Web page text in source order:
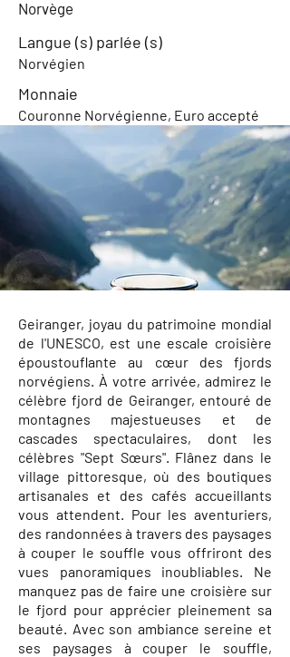
Norvège
Langue (s) parlée (s)
Norvégien
Monnaie
Couronne Norvégienne, Euro accepté
Geiranger, joyau du patrimoine mondial
de l'UNESCO, est une escale croisière
époustouflante au cœur des fjords
norvégiens. À votre arrivée, admirez le
célèbre fjord de Geiranger, entouré de
montagnes majestueuses et de
cascades spectaculaires, dont les
célèbres "Sept Sœurs". Flânez dans le
village pittoresque, où des boutiques
artisanales et des cafés accueillants
vous attendent. Pour les aventuriers,
des randonnées à travers des paysages
à couper le souffle vous offriront des
vues panoramiques inoubliables. Ne
manquez pas de faire une croisière sur
le fjord pour apprécier pleinement sa
beauté. Avec son ambiance sereine et
ses paysages à couper le souffle,